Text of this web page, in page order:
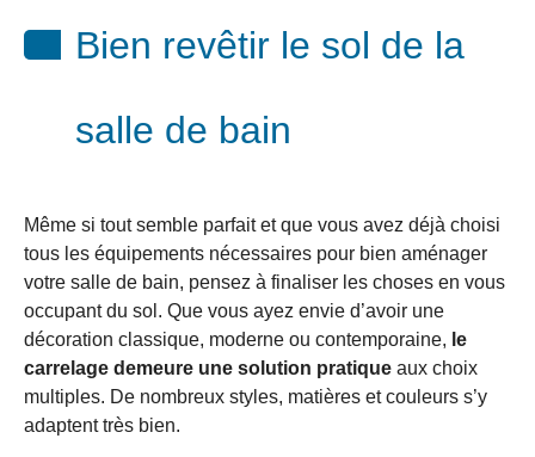
Bien revêtir le sol de la
salle de bain
Même si tout semble parfait et que vous avez déjà choisi
tous les équipements nécessaires pour bien aménager
votre salle de bain, pensez à finaliser les choses en vous
occupant du sol. Que vous ayez envie d’avoir une
décoration classique, moderne ou contemporaine, le
carrelage demeure une solution pratique aux choix
multiples. De nombreux styles, matières et couleurs s’y
adaptent très bien.